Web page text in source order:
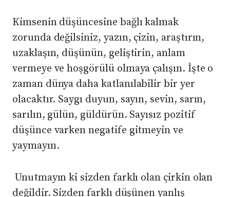
Kimsenin düşüncesine bağlı kalmak
zorunda değilsiniz, yazın, çizin, araştırın,
uzaklaşın, düşünün, geliştirin, anlam
vermeye ve hoşgörülü olmaya çalışın. İşte o
zaman dünya daha katlanılabilir bir yer
olacaktır. Saygı duyun, sayın, sevin, sarın,
sarılın, gülün, güldürün. Sayısız pozitif
düşünce varken negatife gitmeyin ve
yaymayın.
Unutmayın ki sizden farklı olan çirkin olan
değildir. Sizden farklı düşünen yanlış